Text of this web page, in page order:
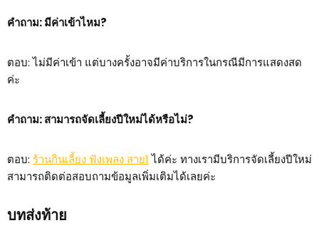
คำถาม: มีค่าเข้าไหม?
ตอบ: ไม่มีค่าเข้า แต่บางครั้งอาจมีค่าบริการในกรณีมีการแสดงสด
ค่ะ
คำถาม: สามารถจัดเลี้ยงปีใหม่ได้หรือไม่?
ตอบ: ร้านกินเลี้ยง ฟังเพลง สาย1ได้ค่ะ ทางเรามีบริการจัดเลี้ยงปีใหม่
สามารถติดต่อสอบถามข้อมูลเพิ่มเติมได้เลยค่ะ
บทส่งท้าย